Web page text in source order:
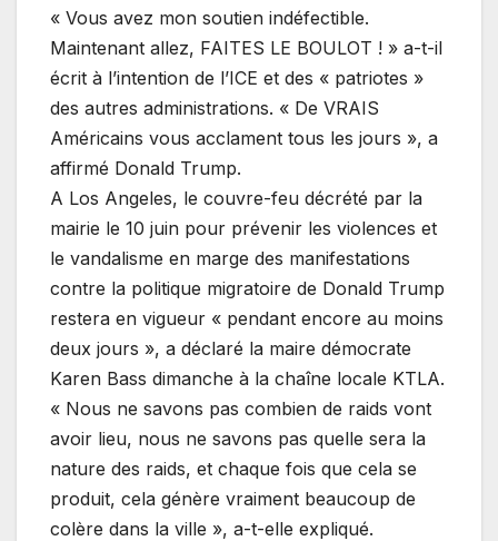
« Vous avez mon soutien indéfectible.
Maintenant allez, FAITES LE BOULOT ! » a-t-il
écrit à l’intention de l’ICE et des « patriotes »
des autres administrations. « De VRAIS
Américains vous acclament tous les jours », a
affirmé Donald Trump.
A Los Angeles, le couvre-feu décrété par la
mairie le 10 juin pour prévenir les violences et
le vandalisme en marge des manifestations
contre la politique migratoire de Donald Trump
restera en vigueur « pendant encore au moins
deux jours », a déclaré la maire démocrate
Karen Bass dimanche à la chaîne locale KTLA.
« Nous ne savons pas combien de raids vont
avoir lieu, nous ne savons pas quelle sera la
nature des raids, et chaque fois que cela se
produit, cela génère vraiment beaucoup de
colère dans la ville », a-t-elle expliqué.